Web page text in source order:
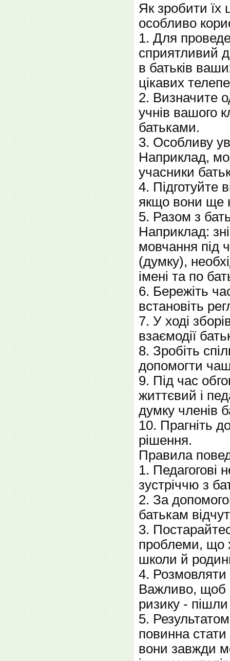
Як зробити їх
особливо
1. Для
сприятливий
в батьків
цікавих
2. Визначите
учнів вашого
батьками.
3. Особливу
Наприклад,
учасники
4. Підготуйте
якщо вони ще
5. Разом з
Наприклад:
мовчання під
(думку),
імені та по
6. Бережіть
встановіть
7. У ході
взаємодії
8. Зробіть
допомогти
9. Під час
життєвий і
думку членів
10. Прагніть
рішення.
Правила
1. Педагогові
зустріччю з
2. За
батькам
3.
проблеми, що
школи й
4. Розмовляти
Важливо, щоб
ризику -
5.
повинна стати
вони завжди